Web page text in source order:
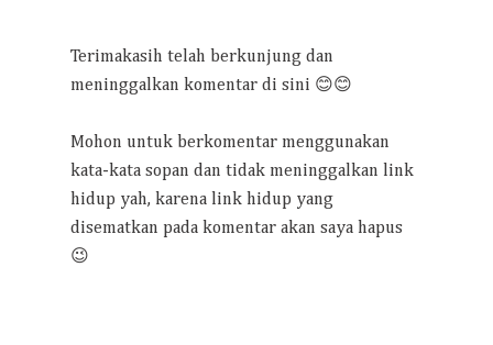
Terimakasih telah berkunjung dan
meninggalkan komentar di sini 😊😊
Mohon untuk berkomentar menggunakan
kata-kata sopan dan tidak meninggalkan link
hidup yah, karena link hidup yang
disematkan pada komentar akan saya hapus
😉